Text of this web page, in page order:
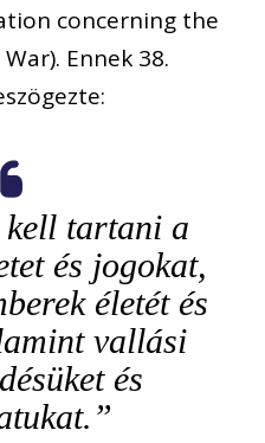
concerning the
Ennek 38.
kell tartani a
és jogokat,
életét és
vallási
és